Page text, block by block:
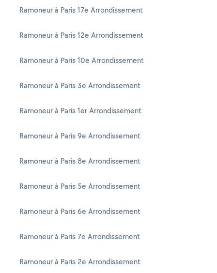
Ramoneur à Paris 17e Arrondissement
Ramoneur à Paris 12e Arrondissement
Ramoneur à Paris 10e Arrondissement
Ramoneur à Paris 3e Arrondissement
Ramoneur à Paris 1er Arrondissement
Ramoneur à Paris 9e Arrondissement
Ramoneur à Paris 8e Arrondissement
Ramoneur à Paris 5e Arrondissement
Ramoneur à Paris 6e Arrondissement
Ramoneur à Paris 7e Arrondissement
Ramoneur à Paris 2e Arrondissement